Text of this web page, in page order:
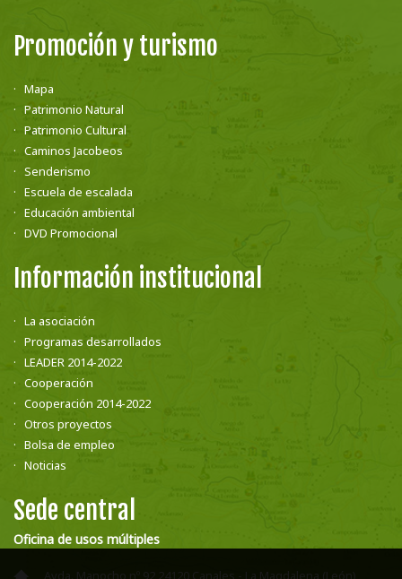
Promoción y turismo
Mapa
Patrimonio Natural
Patrimonio Cultural
Caminos Jacobeos
Senderismo
Escuela de escalada
Educación ambiental
DVD Promocional
Información institucional
La asociación
Programas desarrollados
LEADER 2014-2022
Cooperación
Cooperación 2014-2022
Otros proyectos
Bolsa de empleo
Noticias
Sede central
Oficina de usos múltiples
Avda. Manocho nº 92 24120 Canales - La Magdalena (León)